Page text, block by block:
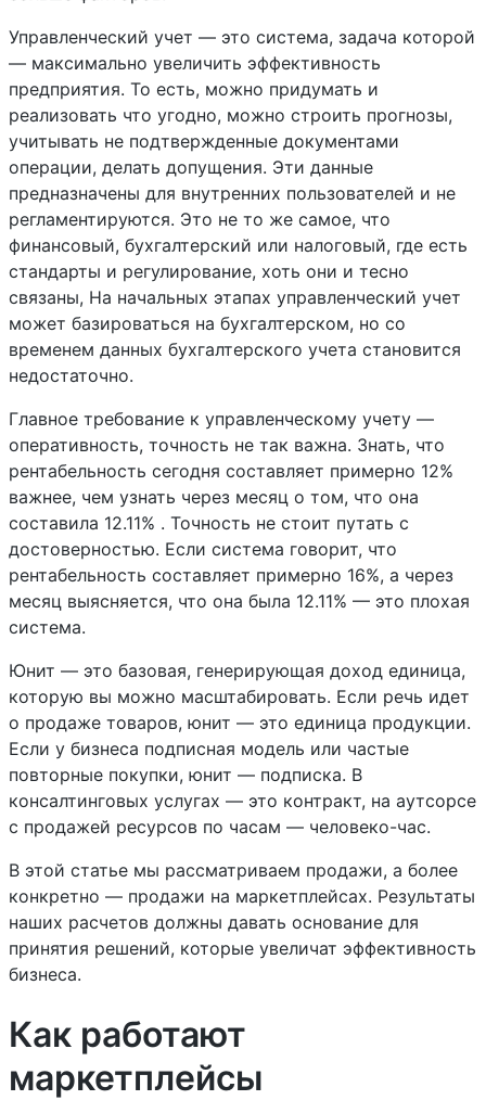
Управленческий учет — это система, задача которой
— максимально увеличить эффективность
предприятия. То есть, можно придумать и
реализовать что угодно, можно строить прогнозы,
учитывать не подтвержденные документами
операции, делать допущения. Эти данные
предназначены для внутренних пользователей и не
регламентируются. Это не то же самое, что
финансовый, бухгалтерский или налоговый, где есть
стандарты и регулирование, хоть они и тесно
связаны, На начальных этапах управленческий учет
может базироваться на бухгалтерском, но со
временем данных бухгалтерского учета становится
недостаточно.
Главное требование к управленческому учету —
оперативность, точность не так важна. Знать, что
рентабельность сегодня составляет примерно 12%
важнее, чем узнать через месяц о том, что она
составила 12.11% . Точность не стоит путать с
достоверностью. Если система говорит, что
рентабельность составляет примерно 16%, а через
месяц выясняется, что она была 12.11% — это плохая
система.
Юнит — это базовая, генерирующая доход единица,
которую вы можно масштабировать. Если речь идет
о продаже товаров, юнит — это единица продукции.
Если у бизнеса подписная модель или частые
повторные покупки, юнит — подписка. В
консалтинговых услугах — это контракт, на аутсорсе
с продажей ресурсов по часам — человеко-час.
В этой статье мы рассматриваем продажи, а более
конкретно — продажи на маркетплейсах. Результаты
наших расчетов должны давать основание для
принятия решений, которые увеличат эффективность
бизнеса.
Как работают
маркетплейсы